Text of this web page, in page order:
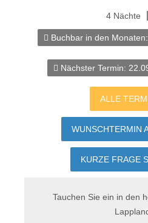
4 Nächte
Buchbar in den Monaten:
Nächster Termin:
ALLE
WUNSCHTERMIN
KURZE FRAGE
Tauchen Sie ein in den